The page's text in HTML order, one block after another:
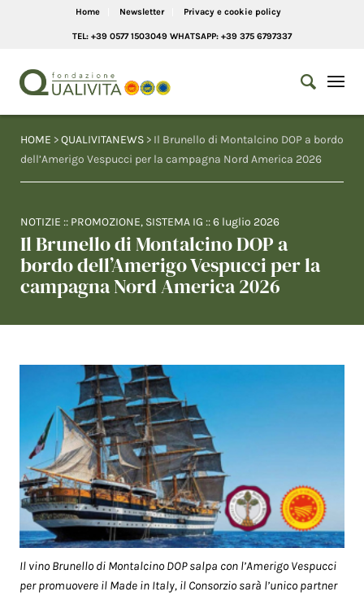
Home Newsletter Privacy e cookie policy
TEL: +39 0577 1503049 WHATSAPP: +39 375 6797337
HOME >QUALIVITANEWS > Il Brunello di Montalcino DOP a bordo
dell’Amerigo Vespucci per la campagna Nord America 2026
NOTIZIE :: PROMOZIONE, SISTEMA IG ::6 luglio 2026
Il Brunello di Montalcino DOP a
bordo dell’Amerigo Vespucci per la
campagna Nord America 2026
Il vino Brunello di Montalcino DOP salpa con l’Amerigo Vespucci
per promuovere il Made in Italy, il Consorzio sarà l’unico partner